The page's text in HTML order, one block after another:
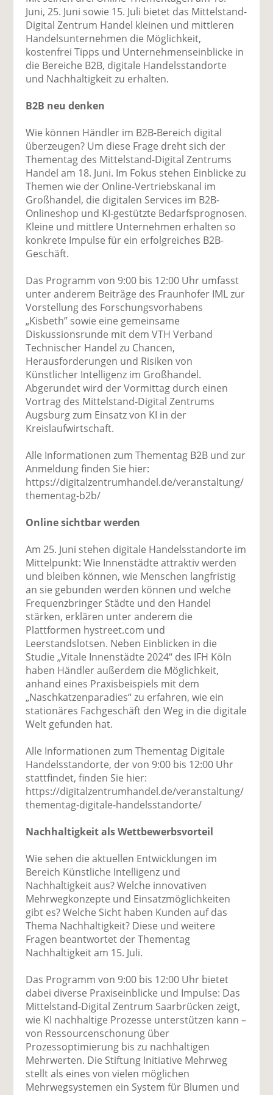
F
ac
e
b
o
e
n
tt
er
n
Li
n
e
di
n
E
m
l
v
n
ck
Juni, 25. Juni sowie 15. Juli bietet das Mittelstand-
Digital Zentrum Handel kleinen und mittleren
Handelsunternehmen die Möglichkeit,
kostenfrei Tipps und Unternehmenseinblicke in
die Bereiche B2B, digitale Handelsstandorte
und Nachhaltigkeit zu erhalten.
B2B neu denken
Wie können Händler im B2B-Bereich digital
überzeugen? Um diese Frage dreht sich der
Thementag des Mittelstand-Digital Zentrums
Handel am 18. Juni. Im Fokus stehen Einblicke zu
Themen wie der Online-Vertriebskanal im
Großhandel, die digitalen Services im B2B-
Onlineshop und KI-gestützte Bedarfsprognosen.
Kleine und mittlere Unternehmen erhalten so
konkrete Impulse für ein erfolgreiches B2B-
Geschäft.
Das Programm von 9:00 bis 12:00 Uhr umfasst
unter anderem Beiträge des Fraunhofer IML zur
Vorstellung des Forschungsvorhabens
„Kisbeth” sowie eine gemeinsame
Diskussionsrunde mit dem VTH Verband
Technischer Handel zu Chancen,
Herausforderungen und Risiken von
Künstlicher Intelligenz im Großhandel.
Abgerundet wird der Vormittag durch einen
Vortrag des Mittelstand-Digital Zentrums
Augsburg zum Einsatz von KI in der
Kreislaufwirtschaft.
Alle Informationen zum Thementag B2B und zur
Anmeldung finden Sie hier:
https://digitalzentrumhandel.de/veranstaltung/
thementag-b2b/
Online sichtbar werden
Am 25. Juni stehen digitale Handelsstandorte im
Mittelpunkt: Wie Innenstädte attraktiv werden
und bleiben können, wie Menschen langfristig
an sie gebunden werden können und welche
Frequenzbringer Städte und den Handel
stärken, erklären unter anderem die
Plattformen hystreet.com und
Leerstandslotsen. Neben Einblicken in die
Studie „Vitale Innenstädte 2024“ des IFH Köln
haben Händler außerdem die Möglichkeit,
anhand eines Praxisbeispiels mit dem
„Naschkatzenparadies“ zu erfahren, wie ein
stationäres Fachgeschäft den Weg in die digitale
Welt gefunden hat.
Alle Informationen zum Thementag Digitale
Handelsstandorte, der von 9:00 bis 12:00 Uhr
stattfindet, finden Sie hier:
https://digitalzentrumhandel.de/veranstaltung/
thementag-digitale-handelsstandorte/
Nachhaltigkeit als Wettbewerbsvorteil
Wie sehen die aktuellen Entwicklungen im
Bereich Künstliche Intelligenz und
Nachhaltigkeit aus? Welche innovativen
Mehrwegkonzepte und Einsatzmöglichkeiten
gibt es? Welche Sicht haben Kunden auf das
Thema Nachhaltigkeit? Diese und weitere
Fragen beantwortet der Thementag
Nachhaltigkeit am 15. Juli.
Das Programm von 9:00 bis 12:00 Uhr bietet
dabei diverse Praxiseinblicke und Impulse: Das
Mittelstand-Digital Zentrum Saarbrücken zeigt,
wie KI nachhaltige Prozesse unterstützen kann –
von Ressourcenschonung über
Prozessoptimierung bis zu nachhaltigen
Mehrwerten. Die Stiftung Initiative Mehrweg
stellt als eines von vielen möglichen
Mehrwegsystemen ein System für Blumen und